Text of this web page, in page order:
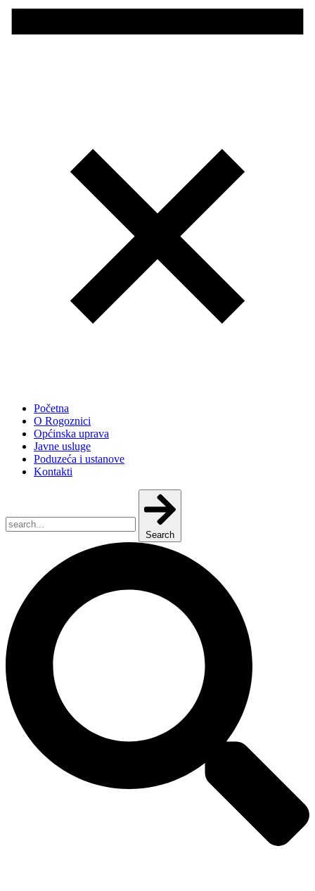
Početna
O Rogoznici
Općinska uprava
Javne usluge
Poduzeća i ustanove
Kontakti
Search